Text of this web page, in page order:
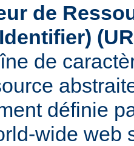
de
de
définie
wide web